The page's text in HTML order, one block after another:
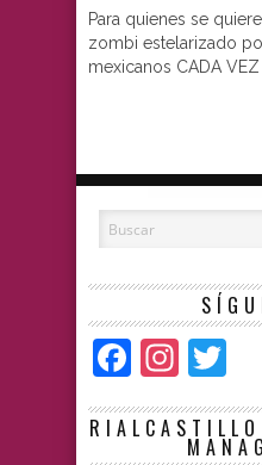
Para quienes se
zombi estelarizado
mexicanos CADA VEZ